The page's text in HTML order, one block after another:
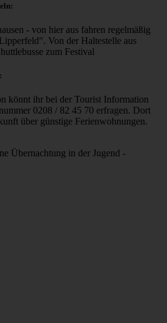
- von hier aus fahren regelmäßig
Von der Haltestelle aus
zum Festival
könnt ihr bei der Tourist Information
0208 / 82 45 70 erfragen. Dort
über günstige Ferienwohnungen.
Übernachtung in der Jugend -